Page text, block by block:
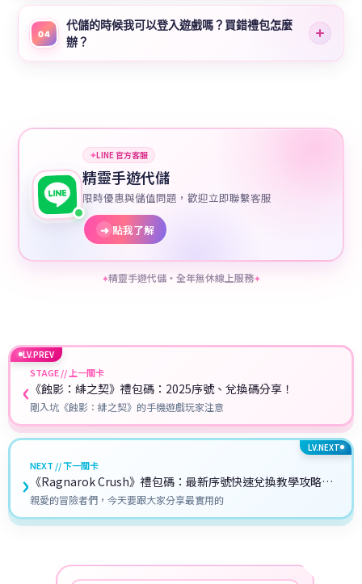
04
代儲的時候我可以登入遊戲嗎？買錯禮包怎麼
辦？
✦LINE 官方客服
精靈手遊代儲
限時優惠與儲值問題，歡迎立即聯繫客服
➜ 點我了解
✦精靈手遊代儲・全年無休線上服務✦
LV.PREV
‹STAGE // 上一關卡
《蝕影：緋之契》禮包碼：2025序號、兌換碼分享！
剛入坑《蝕影：緋之契》的手機遊戲玩家注意
LV.NEXT
NEXT // 下一關卡
《Ragnarok Crush》禮包碼：最新序號快速兌換教學攻略
（2025年7月）
親愛的冒險者們，今天要跟大家分享最實用的
›